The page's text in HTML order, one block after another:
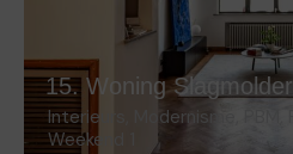
15. Woning Slagmolder
Interieurs Modernisme
Weekend 1